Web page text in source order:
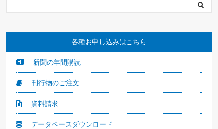
各種お申し込みはこちら
新聞の年間購読
刊行物のご注文
資料請求
データベースダウンロード